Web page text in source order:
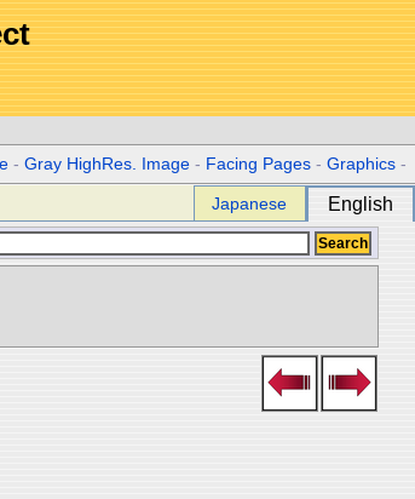
-Gray HighRes. Image - Facing Pages -Graphics -
Japanese English